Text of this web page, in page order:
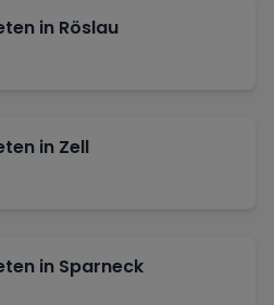
in Röslau
in Zell
in Sparneck